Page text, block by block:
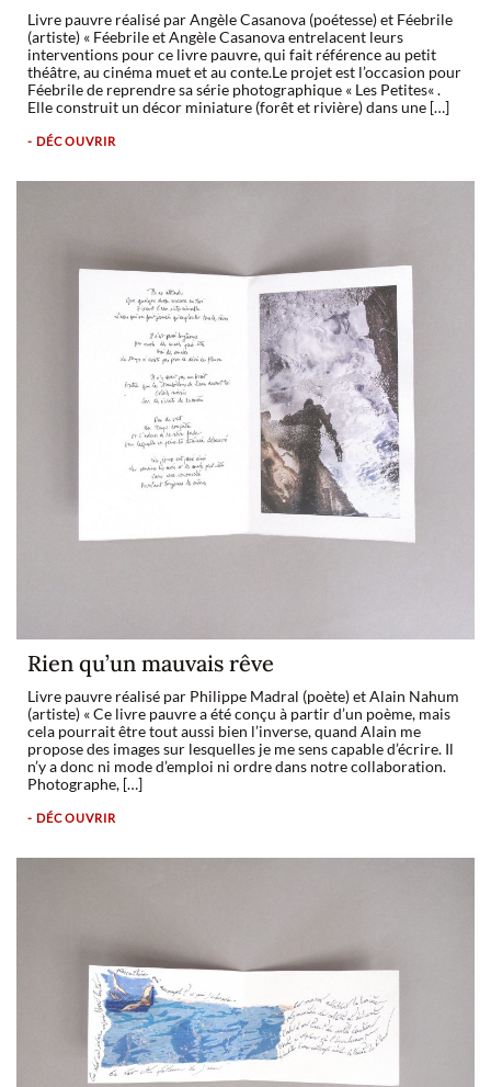
Livre pauvre réalisé par Angèle Casanova (poétesse) et Féebrile
(artiste) « Féebrile et Angèle Casanova entrelacent leurs
interventions pour ce livre pauvre, qui fait référence au petit
théâtre, au cinéma muet et au conte.Le projet est l’occasion pour
Féebrile de reprendre sa série photographique « Les Petites« .
Elle construit un décor miniature (forêt et rivière) dans une […]
- DÉCOUVRIR
Rien qu’un mauvais rêve
Livre pauvre réalisé par Philippe Madral (poète) et Alain Nahum
(artiste) « Ce livre pauvre a été conçu à partir d’un poème, mais
cela pourrait être tout aussi bien l’inverse, quand Alain me
propose des images sur lesquelles je me sens capable d’écrire. Il
n’y a donc ni mode d’emploi ni ordre dans notre collaboration.
Photographe, […]
- DÉCOUVRIR